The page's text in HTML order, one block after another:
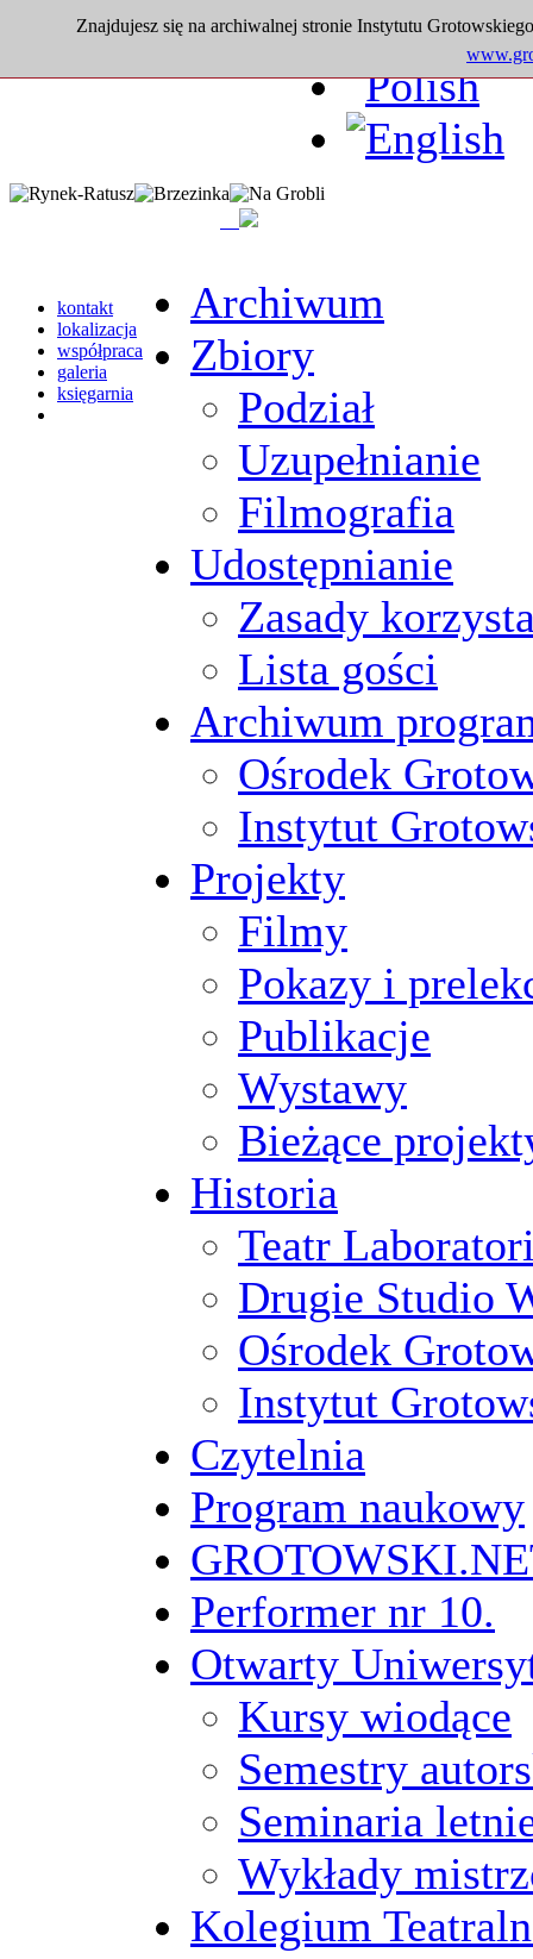
Znajdujesz się na archiwalnej stronie Instytutu
kontakt
lokalizacja
współpraca
galeria
księgarnia
Archiwum
Zbiory
Podział
Uzupełnianie
Filmografia
Udostępnianie
Zasady
Lista gości
Archiwum
Ośrodek
Instytut
Projekty
Filmy
Pokazy i
Publikacje
Wystawy
Bieżące
Historia
Teatr
Drugie Studio
Ośrodek
Instytut
Czytelnia
Program naukowy
Performer nr 10.
Otwarty
Kursy wiodące
Semestry
Seminaria
Wykłady
Kolegium